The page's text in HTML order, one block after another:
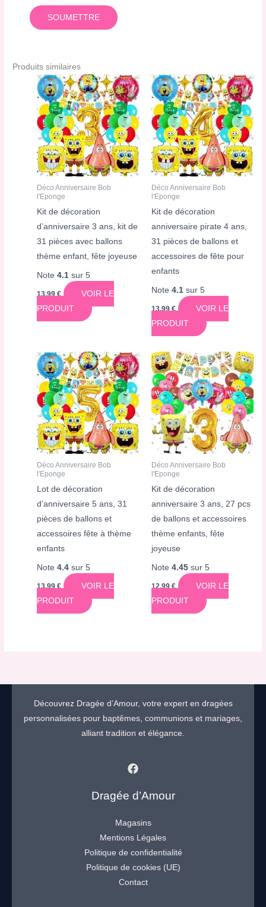
Produits similaires
Déco Anniversaire Bob
l'Eponge
Kit de décoration
d’anniversaire 3 ans, kit de
31 pièces avec ballons
thème enfant, fête joyeuse
Note4.1 sur 5
13,99€
VOIR LE
PRODUIT
Déco Anniversaire Bob
l'Eponge
Kit de décoration
anniversaire pirate 4 ans,
31 pièces de ballons et
accessoires de fête pour
enfants
Note 4.1sur 5
13,99€
VOIR LE
PRODUIT
Déco Anniversaire Bob
l'Eponge
Lot de décoration
d’anniversaire 5 ans, 31
pièces de ballons et
accessoires fête à thème
enfants
Note4.4 sur 5
13,99€
VOIR LE
PRODUIT
Déco Anniversaire Bob
l'Eponge
Kit de décoration
anniversaire 3 ans, 27 pcs
de ballons et accessoires
thème enfants, fête
joyeuse
Note 4.45sur 5
12,99€
VOIR LE
PRODUIT
Découvrez Dragée d’Amour, votre expert en dragées
personnalisées pour baptêmes, communions et mariages,
alliant tradition et élégance.
Dragée d’Amour
Magasins
Mentions Légales
Politique de confidentialité
Politique de cookies (UE)
Contact